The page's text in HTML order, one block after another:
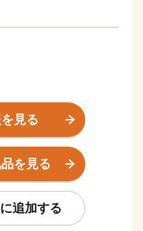
町は、半世紀にわたっ
づくりを進めてきまし
農業や手づくり工芸の
クトなど官民あげての
した。
しながら生きる人々が
見る
を見る
追加する